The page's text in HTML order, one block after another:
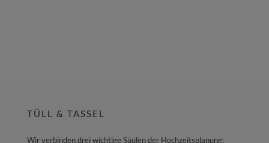
TÜLL & TASSEL
Wir verbinden drei wichtige Säulen der Hochzeitsplanung: